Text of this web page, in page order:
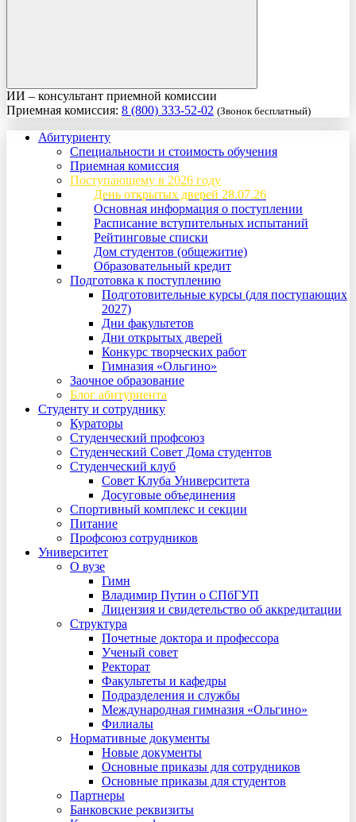
ИИ – консультант приемной комиссии
Приемная комиссия: 8 (800) 333-52-02 (Звонок бесплатный)
Абитуриенту
Специальности и стоимость обучения
Приемная комиссия
Поступающему в 2026 году
День открытых дверей 28.07.26
Основная информация о поступлении
Расписание вступительных испытаний
Рейтинговые списки
Дом студентов (общежитие)
Образовательный кредит
Подготовка к поступлению
Подготовительные курсы (для поступающих
2027)
Дни факультетов
Дни открытых дверей
Конкурс творческих работ
Гимназия «Ольгино»
Заочное образование
Блог абитуриента
Студенту и сотруднику
Кураторы
Студенческий профсоюз
Студенческий Совет Дома студентов
Студенческий клуб
Совет Клуба Университета
Досуговые объединения
Спортивный комплекс и секции
Питание
Профсоюз сотрудников
Университет
О вузе
Гимн
Владимир Путин о СПбГУП
Лицензия и свидетельство об аккредитации
Структура
Почетные доктора и профессора
Ученый совет
Ректорат
Факультеты и кафедры
Подразделения и службы
Международная гимназия «Ольгино»
Филиалы
Нормативные документы
Новые документы
Основные приказы для сотрудников
Основные приказы для студентов
Партнеры
Банковские реквизиты